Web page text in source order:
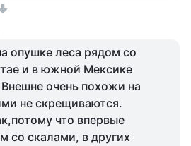
опушке леса рядом со
и в южной Мексике
очень похожи на
не скрещиваются.
что впервые
со скалами, в других